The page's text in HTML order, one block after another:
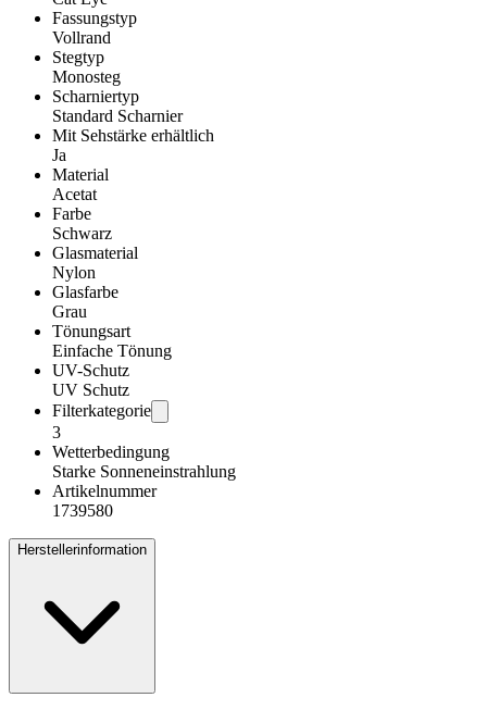
Fassungstyp
Vollrand
Stegtyp
Monosteg
Scharniertyp
Standard Scharnier
Mit Sehstärke erhältlich
Ja
Material
Acetat
Farbe
Schwarz
Glasmaterial
Nylon
Glasfarbe
Grau
Tönungsart
Einfache Tönung
UV-Schutz
UV Schutz
Filterkategorie
3
Wetterbedingung
Starke Sonneneinstrahlung
Artikelnummer
1739580
Herstellerinformation